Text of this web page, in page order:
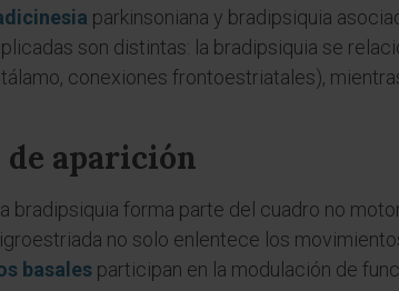
parkinsoniana y bradipsiquia
son distintas: la bradipsiquia se
conexiones frontoestriatales),
aparición
bradipsiquia forma parte del cuadro no
no solo enlentece los
basales participan en la modulación de